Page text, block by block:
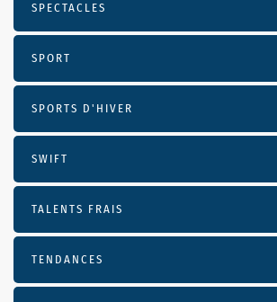
SPECTACLES
SPORT
SPORTS D'HIVER
SWIFT
TALENTS FRAIS
TENDANCES